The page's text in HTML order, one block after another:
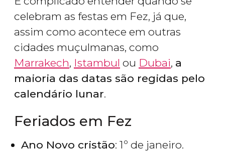
celebram as festas em Fez, já que,
assim como acontece em outras
cidades muçulmanas, como
Marrakech, Istambul ou Dubai, a
maioria das datas são regidas pelo
calendário lunar.
Feriados em Fez
Ano Novo cristão: 1º de janeiro.